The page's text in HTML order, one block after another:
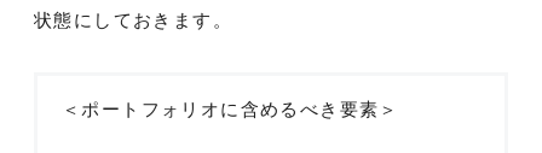
状態にしておきます。
＜ポートフォリオに含めるべき要素＞